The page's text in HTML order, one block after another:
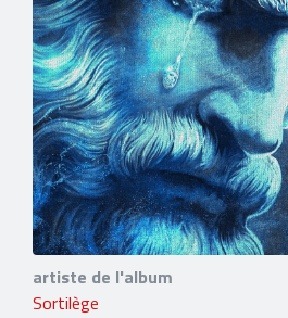
artiste de l'album
Sortilège